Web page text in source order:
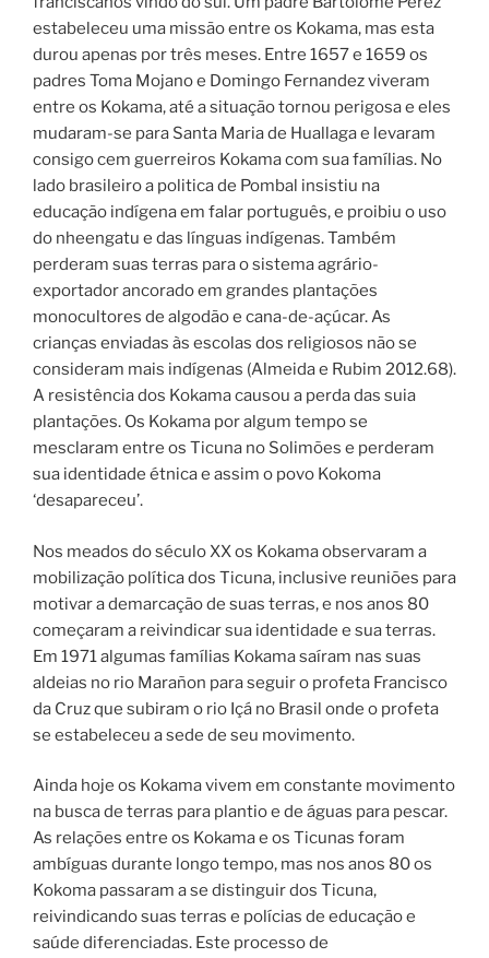
estabeleceu uma missão entre os Kokama, mas esta
durou apenas por três meses. Entre 1657 e 1659 os
padres Toma Mojano e Domingo Fernandez viveram
entre os Kokama, até a situação tornou perigosa e eles
mudaram-se para Santa Maria de Huallaga e levaram
consigo cem guerreiros Kokama com sua famílias. No
lado brasileiro a politica de Pombal insistiu na
educação indígena em falar português, e proibiu o uso
do nheengatu e das línguas indígenas. Também
perderam suas terras para o sistema agrário-
exportador ancorado em grandes plantações
monocultores de algodão e cana-de-açúcar. As
crianças enviadas às escolas dos religiosos não se
consideram mais indígenas (Almeida e Rubim 2012.68).
A resistência dos Kokama causou a perda das suia
plantações. Os Kokama por algum tempo se
mesclaram entre os Ticuna no Solimões e perderam
sua identidade étnica e assim o povo Kokoma
‘desapareceu’.
Nos meados do século XX os Kokama observaram a
mobilização política dos Ticuna, inclusive reuniões para
motivar a demarcação de suas terras, e nos anos 80
começaram a reivindicar sua identidade e sua terras.
Em 1971 algumas famílias Kokama saíram nas suas
aldeias no rio Marañon para seguir o profeta Francisco
da Cruz que subiram o rio Içá no Brasil onde o profeta
se estabeleceu a sede de seu movimento.
Ainda hoje os Kokama vivem em constante movimento
na busca de terras para plantio e de águas para pescar.
As relações entre os Kokama e os Ticunas foram
ambíguas durante longo tempo, mas nos anos 80 os
Kokoma passaram a se distinguir dos Ticuna,
reivindicando suas terras e polícias de educação e
saúde diferenciadas. Este processo de